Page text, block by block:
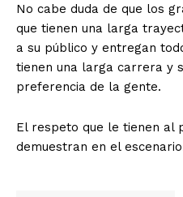
No cabe duda de que los
que tienen una larga
a su público y entregan
tienen una larga carrera y
preferencia de la gente.
El respeto que le tienen al
demuestran en el